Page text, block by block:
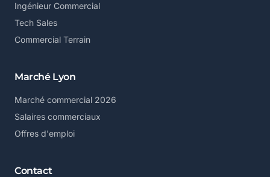
Ingénieur Commercial
Tech Sales
Commercial Terrain
Marché Lyon
Marché commercial 2026
Salaires commerciaux
Offres d'emploi
Contact